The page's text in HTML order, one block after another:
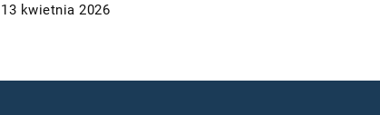
13 kwietnia 2026